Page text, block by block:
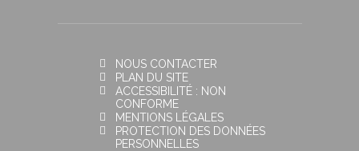
NOUS CONTACTER
PLAN DU SITE
ACCESSIBILITÉ : NON
CONFORME
MENTIONS LÉGALES
PROTECTION DES DONNÉES
PERSONNELLES